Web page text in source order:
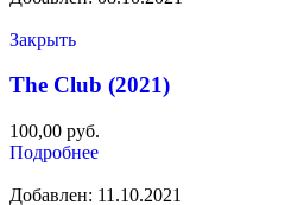
Закрыть
The Club (2021)
100,00 руб.
Подробнее
Добавлен: 11.10.2021